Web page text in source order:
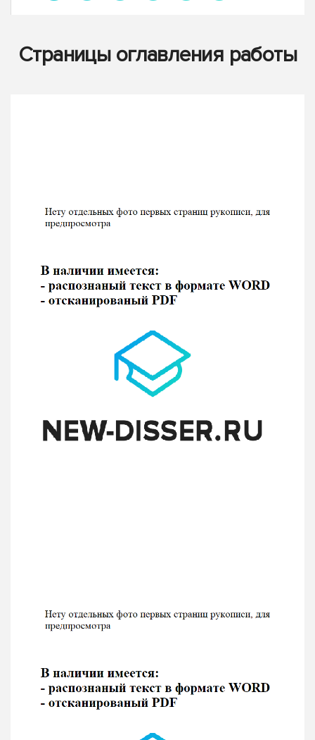
Страницы оглавления работы